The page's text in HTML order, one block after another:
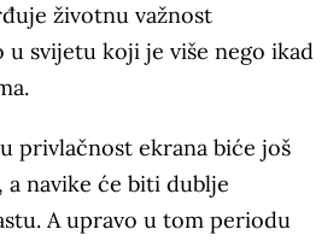
životnu važnost
u svijetu koji je više nego ikad
privlačnost ekrana biće još
a navike će biti dublje
A upravo u tom periodu